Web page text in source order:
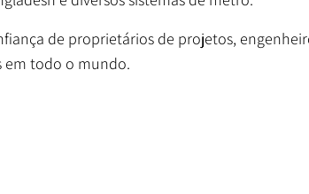
de proprietários de projetos,
em todo o mundo.